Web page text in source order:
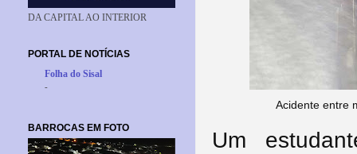
Acidente entre
Um
DA CAPITAL AO INTERIOR
PORTAL DE NOTÍCIAS
Folha do Sisal
-
BARROCAS EM FOTO